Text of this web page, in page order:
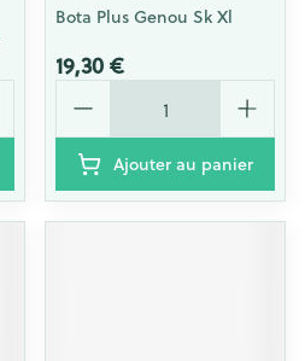
Bota Plus Genou Sk Xl
19,30 €
Quantité
Ajouter au panier